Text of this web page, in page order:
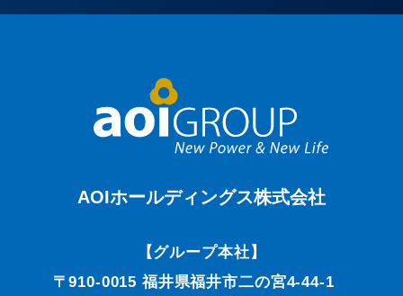
AOIホールディングス株式会社
【グループ本社】
〒910-0015 福井県福井市二の宮4-44-1